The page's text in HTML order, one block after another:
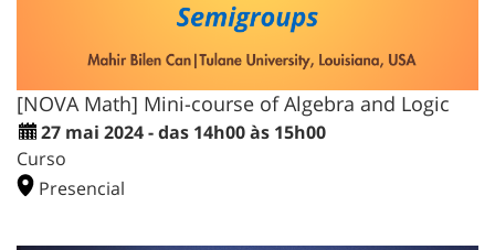
[NOVA Math] Mini-course of Algebra and Logic
27 mai 2024 - das 14h00 às 15h00
Curso
Presencial